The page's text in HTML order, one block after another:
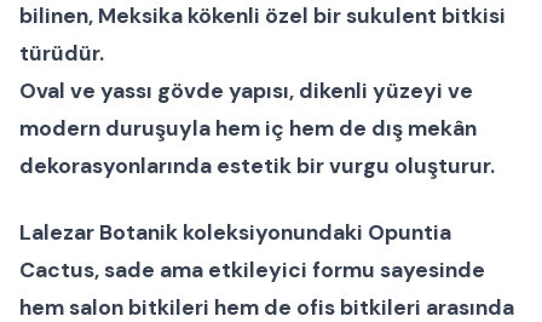
bilinen, Meksika kökenli özel birsukulent bitkisi
türüdür.
Oval ve yassı gövde yapısı, dikenli yüzeyi ve
modern duruşuyla hem iç hem de dış mekân
dekorasyonlarında estetik bir vurgu oluşturur.
Lalezar Botanik koleksiyonundaki Opuntia
Cactus, sade ama etkileyici formu sayesinde
hemsalon bitkileri hem de ofis bitkileri arasında